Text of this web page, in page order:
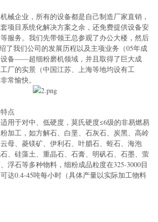
械企业，所有的设备都是自己制造厂家直销，
项目系统化解决方案之余，还免费提供设备安
服务。我们先带领王总参观了办公大楼，然后
了我们公司的发展历程以及主项业务（05年成
备——超细粉磨机领域，并且取得了巨大成
厂的实景（中国江苏、上海等地均设有工
常愉快。
点
用于对中、低硬度，莫氏硬度≤6级的非易燃易
加工，如方解石、白垩、石灰石、炭黑、高岭
母、菱镁矿、伊利石、叶腊石、蛭石、海泡
、硅藻土、重晶石、石膏、明矾石、石墨、萤
浮石等多种物料，细粉成品粒度在325-3000目
达0.4-45吨每小时（具体产量以实际加工物料